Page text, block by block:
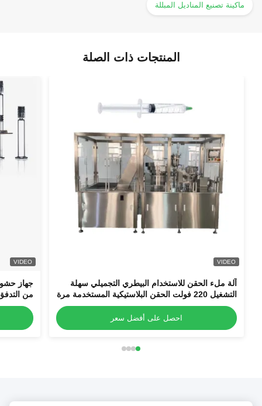
ماكينة تصنيع المناديل المبللة
المنتجات ذات الصلة
VIDEO
آلة ملء الحقن للاستخدام البيطري التجميلي سهلة
التشغيل 220 فولت الحقن البلاستيكية المستخدمة مرة
واحدة
احصل على أفضل سعر
VIDEO
جهاز حشو
من